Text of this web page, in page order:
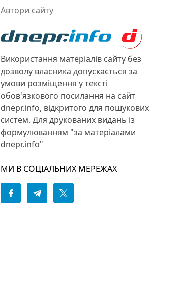
Автори сайту
Використання матеріалів сайту без
дозволу власника допускається за
умови розміщення у тексті
обов'язкового посилання на сайт
dnepr.info, відкритого для пошукових
систем. Для друкованих видань із
формулюванням "за матеріалами
dnepr.info"
МИ В СОЦІАЛЬНИХ МЕРЕЖАХ